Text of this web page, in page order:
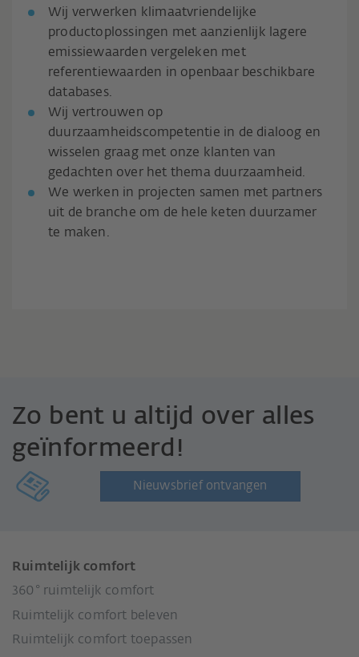
Wij verwerken klimaatvriendelijke
productoplossingen met aanzienlijk lagere
emissiewaarden vergeleken met
referentiewaarden in openbaar beschikbare
databases.
Wij vertrouwen op
duurzaamheidscompetentie in de dialoog en
wisselen graag met onze klanten van
gedachten over het thema duurzaamheid.
We werken in projecten samen met partners
uit de branche om de hele keten duurzamer
te maken.
Zo bent u altijd over alles
geïnformeerd!
Nieuwsbrief ontvangen
Ruimtelijk comfort
360° ruimtelijk comfort
Ruimtelijk comfort beleven
Ruimtelijk comfort toepassen